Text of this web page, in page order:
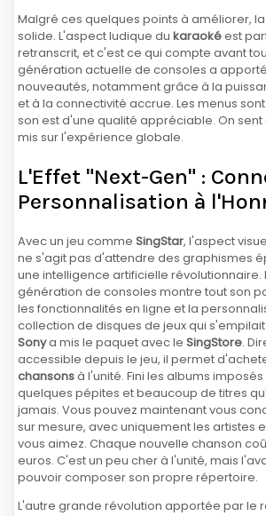
Malgré ces quelques points à améliorer,
solide. L'aspect ludique du karaokéest
retranscrit, et c'est ce qui compte avant
génération actuelle de consoles a
nouveautés, notamment grâce à la
et à la connectivité accrue. Les menus
son est d'une qualité appréciable. On
mis sur l'expérience globale.
L'Effet "Next-Gen" :
Personnalisation à
Avec un jeu comme SingStar, l'aspect
ne s'agit pas d'attendre des graphismes
une intelligence artificielle révolutionnaire.
génération de consoles montre tout son
les fonctionnalités en ligne et la
collection de disques de jeux qui
Sonya mis le paquet avec le SingStore.
accessible depuis le jeu, il permet
chansonsà l'unité. Fini les albums
quelques pépites et beaucoup de titres
jamais. Vous pouvez maintenant vous
sur mesure, avec uniquement les artistes
vous aimez. Chaque nouvelle chanson
euros. C'est un peu cher à l'unité, mais
pouvoir composer son propre répertoire.
L'autre grande révolution apportée par le